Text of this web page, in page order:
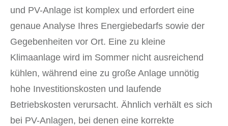
und PV-Anlage ist komplex und erfordert eine
genaue Analyse Ihres Energiebedarfs sowie der
Gegebenheiten vor Ort. Eine zu kleine
Klimaanlage wird im Sommer nicht ausreichend
kühlen, während eine zu große Anlage unnötig
hohe Investitionskosten und laufende
Betriebskosten verursacht. Ähnlich verhält es sich
bei PV-Anlagen, bei denen eine korrekte